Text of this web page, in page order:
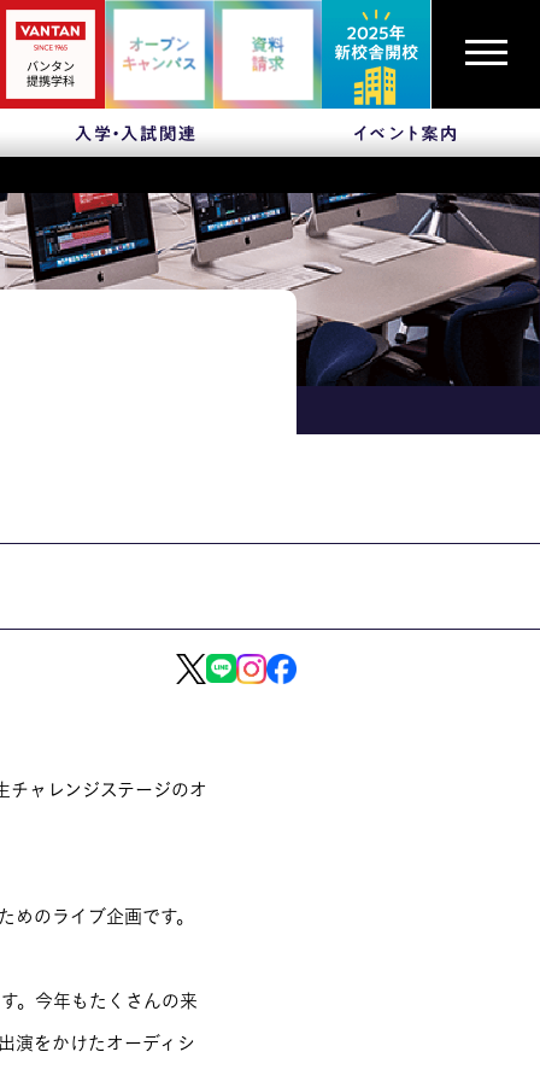
チャレンジステージのオ
めのライブ企画です。
。今年もたくさんの来
演をかけたオーディシ